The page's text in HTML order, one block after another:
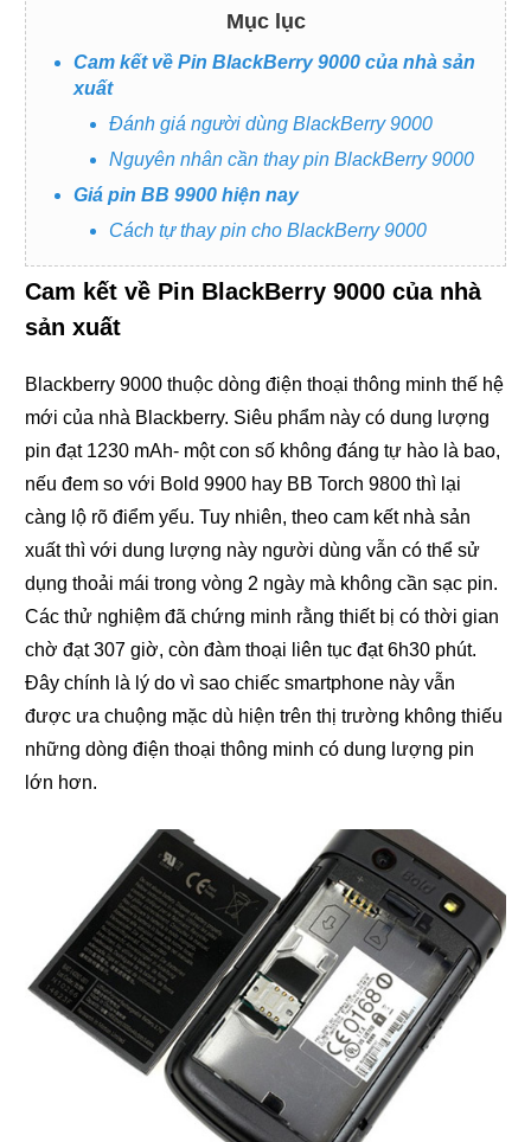
Mục lục
Cam kết về Pin BlackBerry 9000 của nhà sản
xuất
Đánh giá người dùng BlackBerry 9000
Nguyên nhân cần thay pin BlackBerry 9000
Giá pin BB 9900 hiện nay
Cách tự thay pin cho BlackBerry 9000
Cam kết về Pin BlackBerry 9000 của nhà
sản xuất
Blackberry 9000 thuộc dòng điện thoại thông minh thế hệ
mới của nhà Blackberry. Siêu phẩm này có dung lượng
pin đạt 1230 mAh- một con số không đáng tự hào là bao,
nếu đem so với Bold 9900 hay BB Torch 9800 thì lại
càng lộ rõ điểm yếu. Tuy nhiên, theo cam kết nhà sản
xuất thì với dung lượng này người dùng vẫn có thể sử
dụng thoải mái trong vòng 2 ngày mà không cần sạc pin.
Các thử nghiệm đã chứng minh rằng thiết bị có thời gian
chờ đạt 307 giờ, còn đàm thoại liên tục đạt 6h30 phút.
Đây chính là lý do vì sao chiếc smartphone này vẫn
được ưa chuộng mặc dù hiện trên thị trường không thiếu
những dòng điện thoại thông minh có dung lượng pin
lớn hơn.